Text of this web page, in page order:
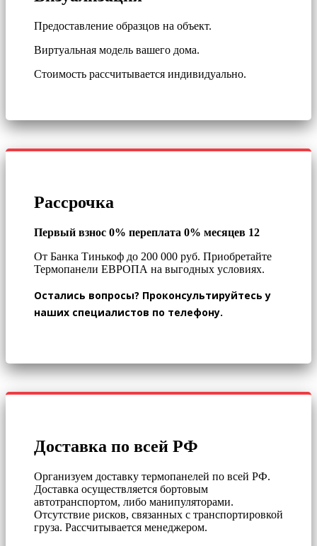
Предоставление образцов на объект.
Виртуальная модель вашего дома.
Стоимость рассчитывается индивидуально.
Рассрочка
Первый взнос 0% переплата 0% месяцев 12
От Банка Тинькоф до 200 000 руб. Приобретайте
Термопанели ЕВРОПА на выгодных условиях.
Остались вопросы? Проконсультируйтесь у
наших специалистов по телефону.
Доставка по всей РФ
Организуем доставку термопанелей по всей РФ.
Доставка осуществляется бортовым
автотранспортом, либо манипуляторами.
Отсутствие рисков, связанных с транспортировкой
груза. Рассчитывается менеджером.